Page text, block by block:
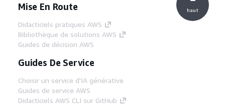
Mise En Route
Didacticiels pratiques AWS
Bibliothèque de solutions AWS
Guides de décision AWS
Guides De Service
Choisir un service d'IA générative
Guides de service AWS
Didacticiels AWS CLI sur GitHub
haut